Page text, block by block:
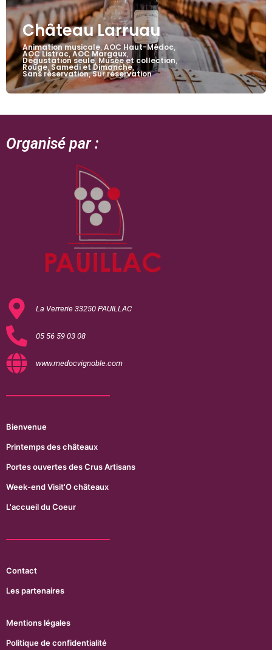
Château Larruau
Animation musicale ,AOC Haut-Médoc
AOC Listrac,AOC Margaux
Dégustation seule Musée et collection
Rouge, Samedi et Dimanche,
Sans réservation,Sur réservation
Organisé par :
La Verrerie 33250 PAUILLAC
05 56 59 03 08
www.medocvignoble.com
Bienvenue
Printemps des châteaux
Portes ouvertes des Crus Artisans
Week-end Visit'O châteaux
L'accueil du Coeur
Contact
Les partenaires
Mentions légales
Politique de confidentialité